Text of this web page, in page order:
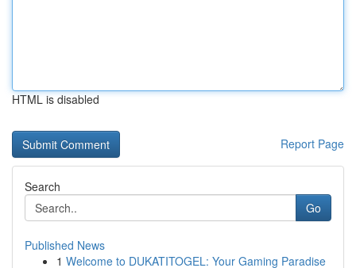
HTML is disabled
Report Page
Search
Go
Published News
1 Welcome to DUKATITOGEL: Your Gaming Paradise